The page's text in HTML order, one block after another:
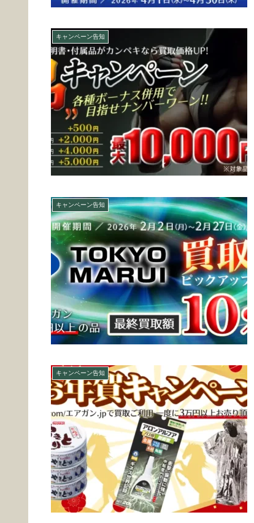
キャンペーン告知
キャンペーン告知
キャンペーン告知